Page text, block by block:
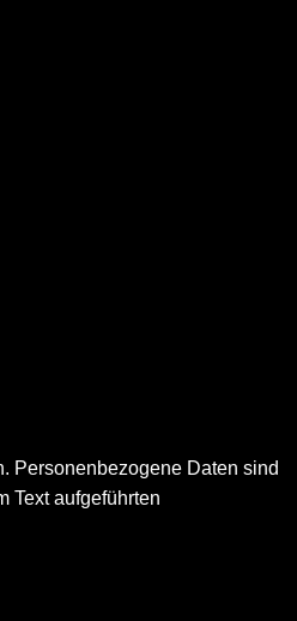
Personenbezogene Daten sind
Text aufgeführten